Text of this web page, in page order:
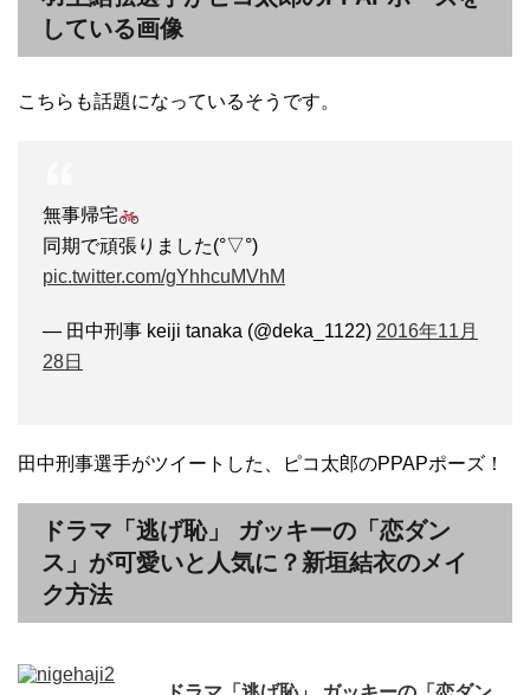
している画像
こちらも話題になっているそうです。
無事帰宅
同期で頑張りました(°▽°)
pic.twitter.com/gYhhcuMVhM
— 田中刑事 keiji tanaka (@deka_1122) 2016年11月
28日
田中刑事選手がツイートした、ピコ太郎のPPAPポーズ！
ドラマ「逃げ恥」 ガッキーの「恋ダン
ス」が可愛いと人気に？新垣結衣のメイ
ク方法